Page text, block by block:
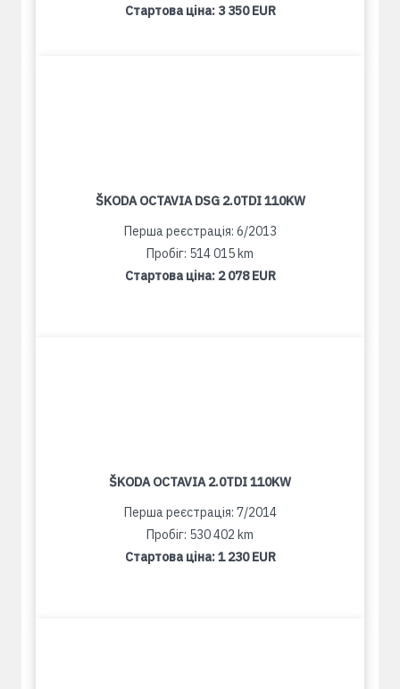
Стартова ціна: 3 350 EUR
ŠKODA OCTAVIA DSG 2.0TDI 110KW
Перша реєстрація: 6/2013
Пробіг: 514 015 km
Стартова ціна: 2 078 EUR
ŠKODA OCTAVIA 2.0TDI 110KW
Перша реєстрація: 7/2014
Пробіг: 530 402 km
Стартова ціна:1 230 EUR